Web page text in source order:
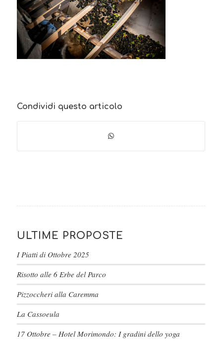
Condividi questo articolo
ULTIME PROPOSTE
I Piatti di Ottobre 2025
Risotto alle 6 Erbe del Parco
Pizzoccheri alla Caremma
La Cassoeula
17 Ottobre – Hotel Morimondo: I gradini dello yoga